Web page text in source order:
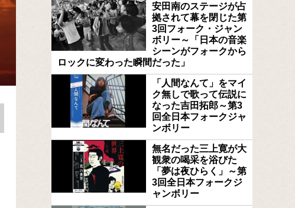
安田南のステージが占
拠されて幕を閉じた第
3回フォーク・ジャン
ボリー～「日本の音楽
シーンがフォークから
ロックに変わった瞬間だった」
「人間なんて」をマイ
ク無しで歌って伝説に
なった吉田拓郎～第3
回全日本フォークジャ
ンボリー
無名だった三上寛が大
観衆の喝采を浴びた
「夢は夜ひらく」～第
3回全日本フォークジ
ャンボリー